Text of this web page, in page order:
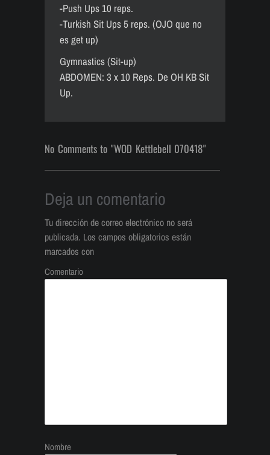
-Push Ups 10 reps.
-Turkish Sit Ups 5 reps. (OJO que no
es get up)
Gymnastics (Sit-up)
ABDOMEN: 3 x 10 Reps. De OH KB Sit
Up.
No Comments to "WOD Kettlebell 070418"
Deja un comentario
Tu dirección de correo electrónico no será
publicada. Los campos obligatorios están
marcados con
Comentario
Nombre